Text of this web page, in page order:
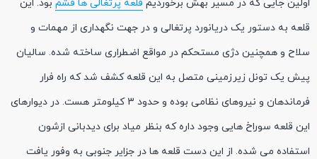
اولین جایی که در مسیر بهش برخوردیم قلعه پرتغالی ها قشم بود. این
قلعه به دستور یک دریانورد پرتغالی و در جهت نگهداری از مهمات و
سلاح و همچنین دژی مستحکم در مواقع اضطراری ساخته شده. سالیان
پیش یک تونل زیرزمینی متصل به این قلعه کشف شد که راه فرار
فرماندهان و نیروهای نظامی بوده و حدود 3 کیلومتر هست. در دیوارهای
این قلعه سوراخ هایی وجود داره که بنظر میاد برای دیدبانی ازشون
استفاده می شده. از این دست قلعه ها در جزایر جنوبی به وفور یافت